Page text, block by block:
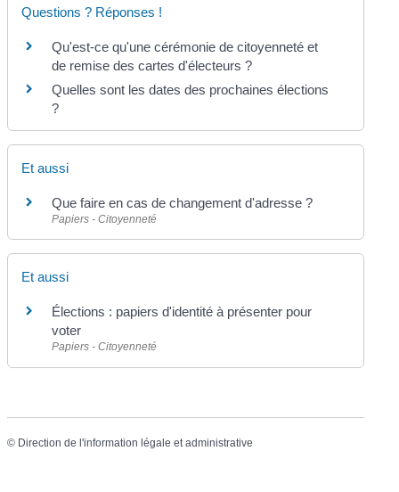
Questions ? Réponses !
Qu'est-ce qu'une cérémonie de citoyenneté et
de remise des cartes d'électeurs ?
Quelles sont les dates des prochaines élections
?
Et aussi
Que faire en cas de changement d'adresse ?
Papiers - Citoyenneté
Et aussi
Élections : papiers d'identité à présenter pour
voter
Papiers - Citoyenneté
© Direction de l'information légale et administrative